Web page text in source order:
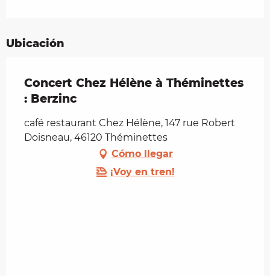
Ubicación
Concert Chez Hélène à Théminettes
: Berzinc
café restaurant Chez Hélène, 147 rue Robert
Doisneau, 46120 Théminettes
Cómo llegar
¡Voy en tren!